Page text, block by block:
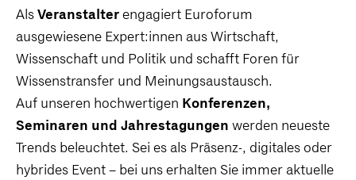
AlsVeranstalterengagiert Euroforum
ausgewiesene Expert:innen aus Wirtschaft,
Wissenschaft und Politik und schafft Foren für
Wissenstransfer und Meinungsaustausch.
Auf unseren hochwertigen Konferenzen,
Seminaren und Jahrestagungen werden neueste
Trends beleuchtet. Sei es als Präsenz-, digitales oder
hybrides Event – bei uns erhalten Sie immer aktuelle